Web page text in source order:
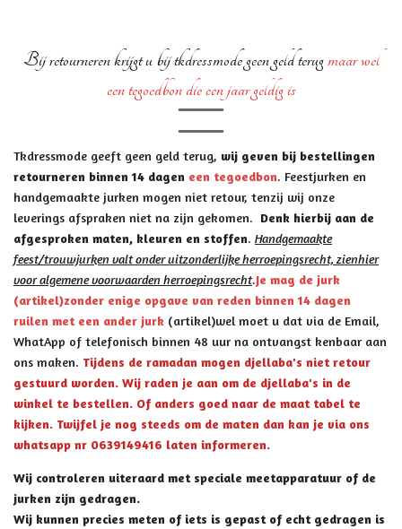
Bij retourneren krijgt u bij tkdressmode geen geld terugmaarwel
een tegoedbon die een jaar geldig is
Tkdressmode geeft geen geld terug, wij geven bij bestellingen
retourneren binnen 14 dagen een tegoedbon. Feestjurken en
handgemaakte jurken mogen niet retour, tenzij wij onze
leverings afspraken niet na zijn gekomen. Denk hierbij aan de
afgesproken maten, kleuren en stoffen. Handgemaakte
feest/trouwjurken valt onder uitzonderlijke herroepingsrecht, zienhier
voor algemene voorwaarden herroepingsrecht.Je mag de jurk
(artikel)zonder enige opgave van reden binnen 14 dagen
ruilen met een ander jurk (artikel)wel moet u dat via de Email,
WhatApp of telefonisch binnen 48 uur na ontvangst kenbaar aan
ons maken. Tijdens de ramadan mogen djellaba's niet retour
gestuurd worden. Wij raden je aan om de djellaba's in de
winkel te bestellen. Of anders goed naar de maat tabel te
kijken. Twijfel je nog steeds om de maten dan kan je via ons
whatsapp nr 0639149416 laten informeren.
Wij controleren uiteraard met speciale meetapparatuur of de
jurken zijn gedragen.
Wij kunnen precies meten of iets is gepast of echt gedragen is